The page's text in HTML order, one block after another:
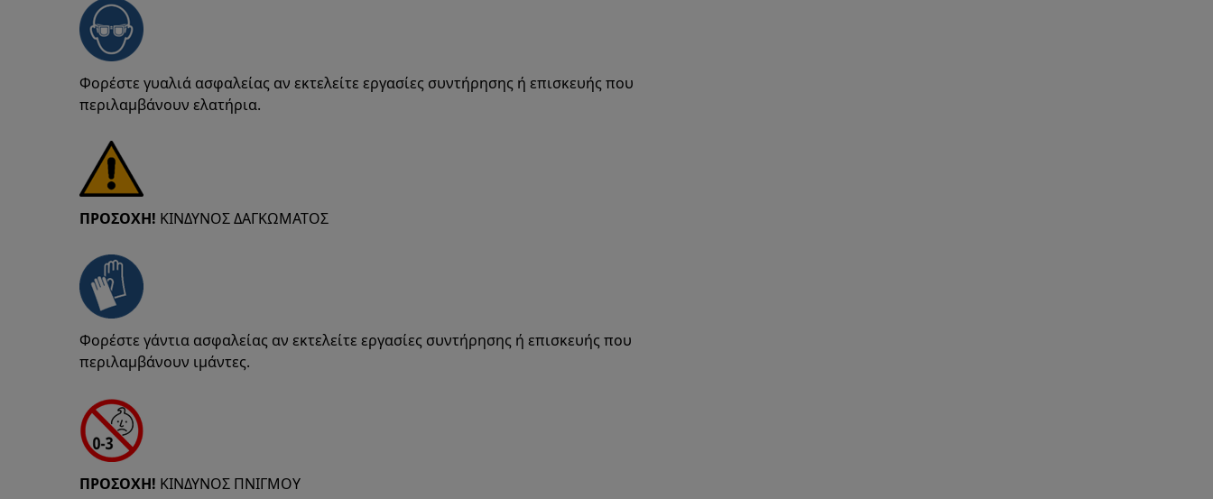
Φορέστε γυαλιά ασφαλείας αν εκτελείτε εργασίες συντήρησης ή επισκευής που
περιλαμβάνουν ελατήρια.
ΠΡΟΣΟΧΗ! ΚΙΝΔΥΝΟΣ ΔΑΓΚΩΜΑΤΟΣ
Φορέστε γάντια ασφαλείας αν εκτελείτε εργασίες συντήρησης ή επισκευής που
περιλαμβάνουν ιμάντες.
ΠΡΟΣΟΧΗ! ΚΙΝΔΥΝΟΣ ΠΝΙΓΜΟΥ